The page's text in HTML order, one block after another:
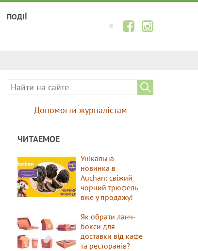
ПОДІЇ
Допомогти журналістам
ЧИТАЕМОЕ
Унікальна
новинка в
Auchan: свіжий
чорний трюфель
вже у продажу!
Як обрати ланч-
бокси для
доставки від кафе
та ресторанів?